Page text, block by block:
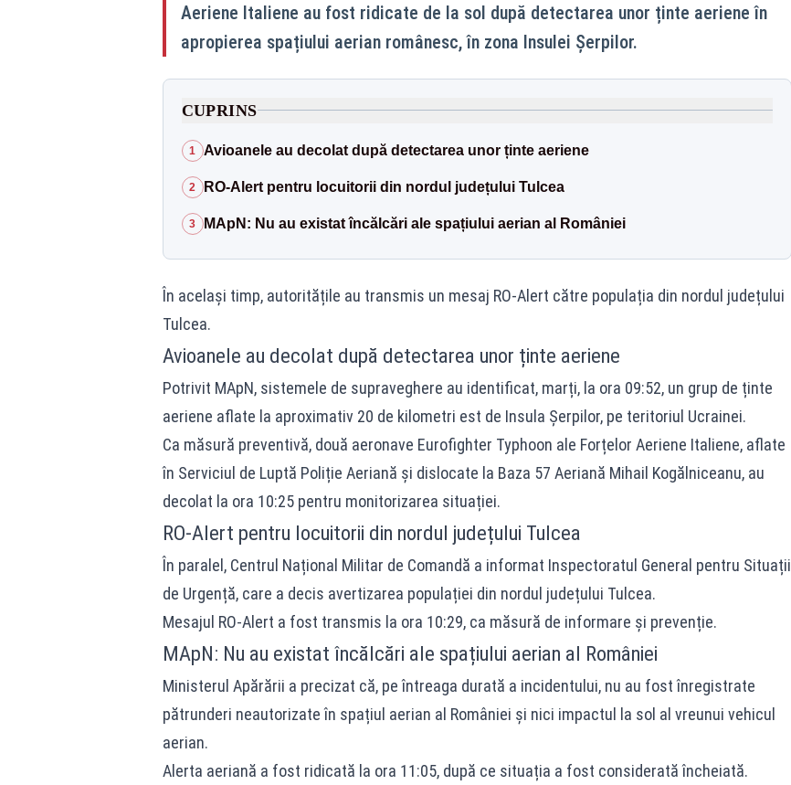
Aeriene Italiene au fost ridicate de la sol după detectarea unor ținte aeriene în
apropierea spațiului aerian românesc, în zona Insulei Șerpilor.
CUPRINS
1 Avioanele au decolat după detectarea unor ținte aeriene
2 RO-Alert pentru locuitorii din nordul județului Tulcea
3 MApN: Nu au existat încălcări ale spațiului aerian al României
În același timp, autoritățile au transmis un mesaj RO-Alert către populația din nordul județului
Tulcea.
Avioanele au decolat după detectarea unor ținte aeriene
Potrivit MApN, sistemele de supraveghere au identificat, marți, la ora 09:52, un grup de ținte
aeriene aflate la aproximativ 20 de kilometri est de Insula Șerpilor, pe teritoriul Ucrainei.
Ca măsură preventivă, două aeronave Eurofighter Typhoon ale Forțelor Aeriene Italiene, aflate
în Serviciul de Luptă Poliție Aeriană și dislocate la Baza 57 Aeriană Mihail Kogălniceanu, au
decolat la ora 10:25 pentru monitorizarea situației.
RO-Alert pentru locuitorii din nordul județului Tulcea
În paralel, Centrul Național Militar de Comandă a informat Inspectoratul General pentru Situații
de Urgență, care a decis avertizarea populației din nordul județului Tulcea.
Mesajul RO-Alert a fost transmis la ora 10:29, ca măsură de informare și prevenție.
MApN: Nu au existat încălcări ale spațiului aerian al României
Ministerul Apărării a precizat că, pe întreaga durată a incidentului, nu au fost înregistrate
pătrunderi neautorizate în spațiul aerian al României și nici impactul la sol al vreunui vehicul
aerian.
Alerta aeriană a fost ridicată la ora 11:05, după ce situația a fost considerată încheiată.